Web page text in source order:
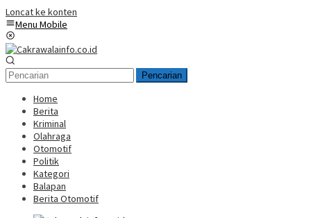
Loncat ke konten
Menu Mobile
Pencarian
Home
Berita
Kriminal
Olahraga
Otomotif
Politik
Kategori
Balapan
Berita Otomotif